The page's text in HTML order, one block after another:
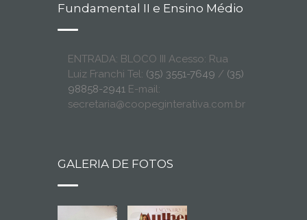
Fundamental II e Ensino Médio
ENTRADA: BLOCO III Acesso: Rua
Luiz Franchi Tel: (35) 3551-7649 / (35)
98858-2941 E-mail:
secretaria@coopeginterativa.com.br
GALERIA DE FOTOS